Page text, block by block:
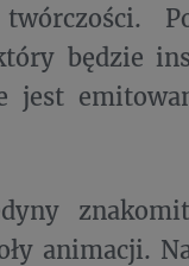
będzie
jest
animacji.